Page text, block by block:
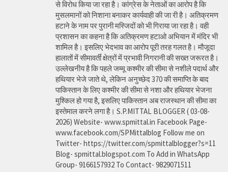
से विरोध किया जा रहा है। कांग्रेस के नेताओं का आरोप है कि
मुसलमानों को निशाना बनाकर कार्यवाही की जा री है। अतिक्रमण
हटाने के नाम पर पुरानी मस्जिदों को भी गिराया जा रहा है। वही
प्रशासन का कहना है कि अतिक्रमण हटाओ अभियान में मंदिर भी
शामिल है। इसलिए भेदभाव का आरोप पूरी तरह गलत है। मौजूदा
हालातों में सीमावर्ती क्षेत्रों में प्रभावी निगरानी की सख्त जरूरत है।
उल्लेखनीय है कि पहले जम्मू कश्मीर की सीमा से नशीले पदार्थ और
हथियार भेजे जाते थे, लेकिन अनुच्छेद 370 की समाप्ति के बाद
पाकिस्तान के लिए कश्मीर की सीमा से नशा और हथियार भेजना
मुश्किल हो गया है, इसलिए पाकिस्तान अब राजस्थान की सीमा का
इस्तेमाल करने लगा है। S.P.MITTAL BLOGGER ( 03-08-
2026) Website- www.spmittal.in Facebook Page-
www.facebook.com/SPMittalblog Follow me on
Twitter- https://twitter.com/spmittalblogger?s=11
Blog- spmittal.blogspot.com To Add in WhatsApp
Group- 9166157932 To Contact- 9829071511